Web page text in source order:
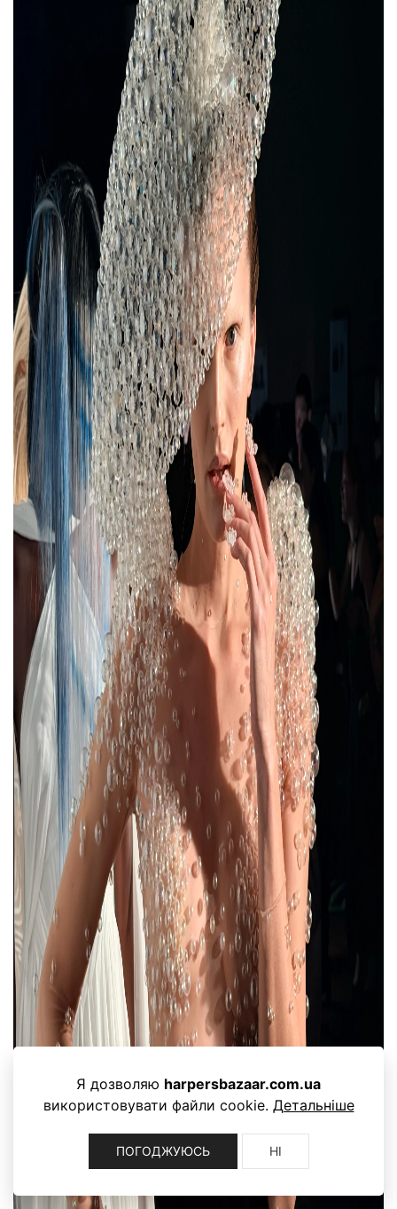
Я дозволяю harpersbazaar.com.ua
використовувати файли cookie. Детальніше
ПОГОДЖУЮСЬ НІ